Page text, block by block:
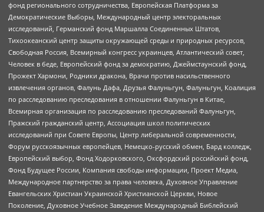
фонд регионального сотрудничества, Европейская Платформа за
Демократические Выборы, Международный центр электоральных
исследований, Германский фонд Маршалла Соединенных Штатов,
Тихоокеанский центр защиты окружающей среды и природных ресурсов,
Свободная Россия, Всемирный конгресс украинцев, Атлантический совет,
Человек в беде, Европейский фонд за демократию, Джеймстаунский фонд,
Прожект Хармони, Родники дракона, Врачи против насильственного
извлечения органов, Фалунь Дафа, Друзья Фалуньгун, Фалуньгун, Коалиция
по расследованию преследования в отношении Фалуньгун в Китае,
Всемирная организация по расследованию преследований Фалуньгун,
Пражский гражданский центр, Ассоциация школ политических
исследований при Совете Европы, Центр либеральной современности,
Форум русскоязычных европейцев, Немецко-русский обмен, Бард колледж,
Европейский выбор, Фонд Ходорковского, Оксфордский российский фонд,
Фонд Будущее России, Компания свободы информации, Проект Медиа,
Международное партнерство за права человека, Духовное Управление
Евангельских Христиан Украинской Христианской Церкви, Новое
Поколение, Духовное Учебное Заведение Международный Библейский